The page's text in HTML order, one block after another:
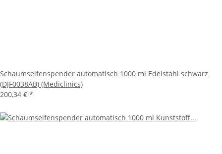
Schaumseifenspender automatisch 1000 ml Edelstahl schwarz
(DJF0038AB) (Mediclinics)
200,34 € *